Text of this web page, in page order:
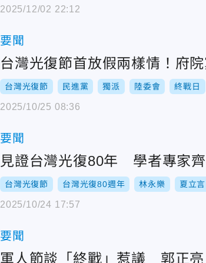
2025/12/02 22:12
要聞
台灣光復節首放假兩樣情！府
台灣光復節 民進黨 獨派 陸委會 終戰日
2025/10/25 08:36
要聞
見證台灣光復80年 學者專家
台灣光復節 台灣光復80週年 林永樂 夏立言
2025/10/24 17:57
要聞
軍人節談「終戰」惹議 郭正亮